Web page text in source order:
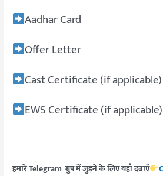
Aadhar Card
Offer Letter
Cast Certificate (if applicable)
EWS Certificate (if applicable)
हमारे Telegram ग्रुप में जुड़ने के लिए यहाँ दबाएँ